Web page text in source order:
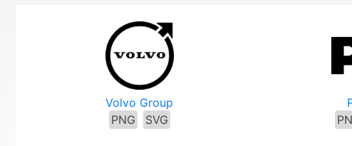
Volvo Group
PNG
SVG